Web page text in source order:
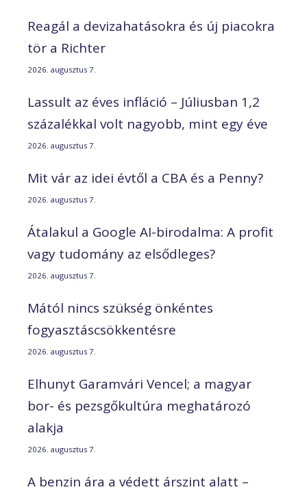
Reagál a devizahatásokra és új piacokra
tör a Richter
2026. augusztus 7.
Lassult az éves infláció – Júliusban 1,2
százalékkal volt nagyobb, mint egy éve
2026. augusztus 7.
Mit vár az idei évtől a CBA és a Penny?
2026. augusztus 7.
Átalakul a Google AI-birodalma: A profit
vagy tudomány az elsődleges?
2026. augusztus 7.
Mától nincs szükség önkéntes
fogyasztáscsökkentésre
2026. augusztus 7.
Elhunyt Garamvári Vencel; a magyar
bor- és pezsgőkultúra meghatározó
alakja
2026. augusztus 7.
A benzin ára a védett árszint alatt –